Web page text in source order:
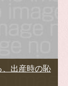
、出産時の恥